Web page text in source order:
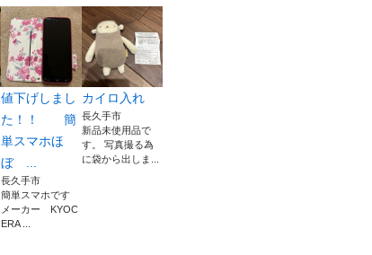
値下げしまし
た！！ 簡
単スマホほ
ぼ ...
長久手市
簡単スマホです
メーカー KYOC
ERA ...
カイロ入れ
長久手市
新品未使用品で
す。 写真撮る為
に袋から出しま...